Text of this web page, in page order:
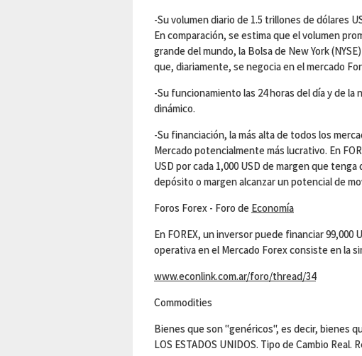
-Su volumen diario de 1.5 trillones de dólares
En comparación, se estima que el volumen
grande del mundo, la Bolsa de New York
que, diariamente, se negocia en el mercado
-Su funcionamiento las 24 horas del día y de
dinámico.
-Su financiación, la más alta de todos los
Mercado potencialmente más lucrativo. En
USD por cada 1,000 USD de margen que
depósito o margen alcanzar un potencial de
Foros Forex - Foro de Economía
En FOREX, un inversor puede financiar 99,000
operativa en el Mercado Forex consiste en la
www.econlink.com.ar/foro/thread/34
Commodities
Bienes que son "genéricos", es decir, bienes
LOS ESTADOS UNIDOS. Tipo de Cambio